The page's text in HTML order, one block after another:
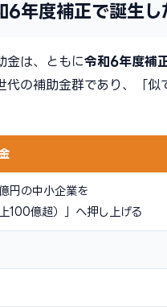
6年度補正で誕生し
金は、ともに令和6年度補
の補助金群であり、「似
円の中小企業を
100億超）」へ押し上げる